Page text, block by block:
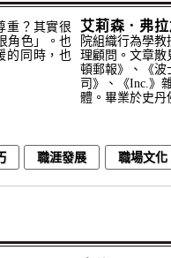
重？其實很
角色」。也
的同時，也
艾莉森．弗
院組織行為學
理顧問。文章散
頓郵報》、《波
司》、《Inc.》
體。畢業於史丹
職涯發展 職場文化